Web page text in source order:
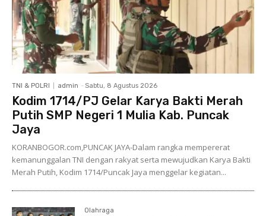
TNI & POLRI admin - Sabtu, 8 Agustus 2026
Kodim 1714/PJ Gelar Karya Bakti Merah
Putih SMP Negeri 1 Mulia Kab. Puncak
Jaya
KORANBOGOR.com,PUNCAK JAYA-Dalam rangka mempererat
kemanunggalan TNI dengan rakyat serta mewujudkan Karya Bakti
Merah Putih, Kodim 1714/Puncak Jaya menggelar kegiatan...
Olahraga